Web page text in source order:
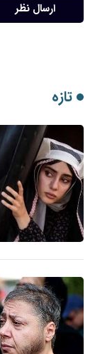
ارسال نظر
تازه